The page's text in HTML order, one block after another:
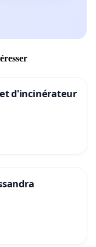
d'incinérateur